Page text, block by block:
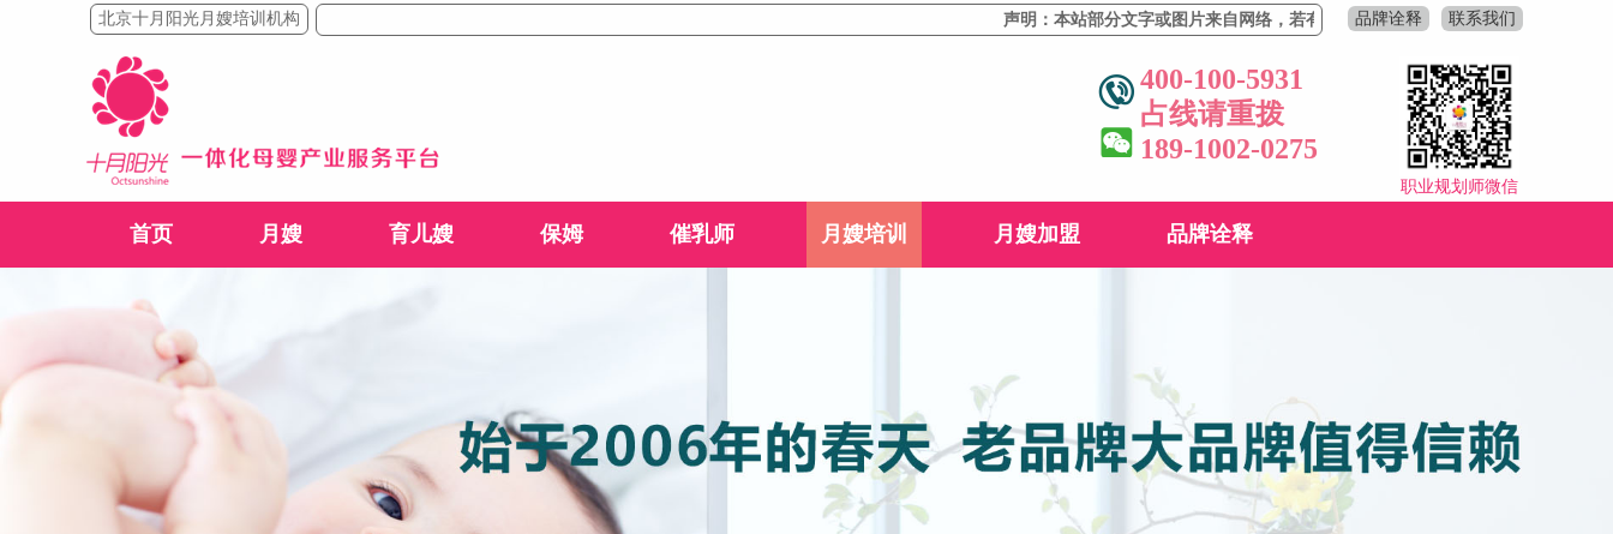
北京十月阳光月嫂培训机构 声明：本站部分文字或图片来自网络，若有侵权，请联系删除！
品牌诠释 联系我们
职业规划师微信
400-100-5931
占线请重拨
189-1002-0275
首页 月嫂 育儿嫂 保姆 催乳师 月嫂培训 月嫂加盟 品牌诠释